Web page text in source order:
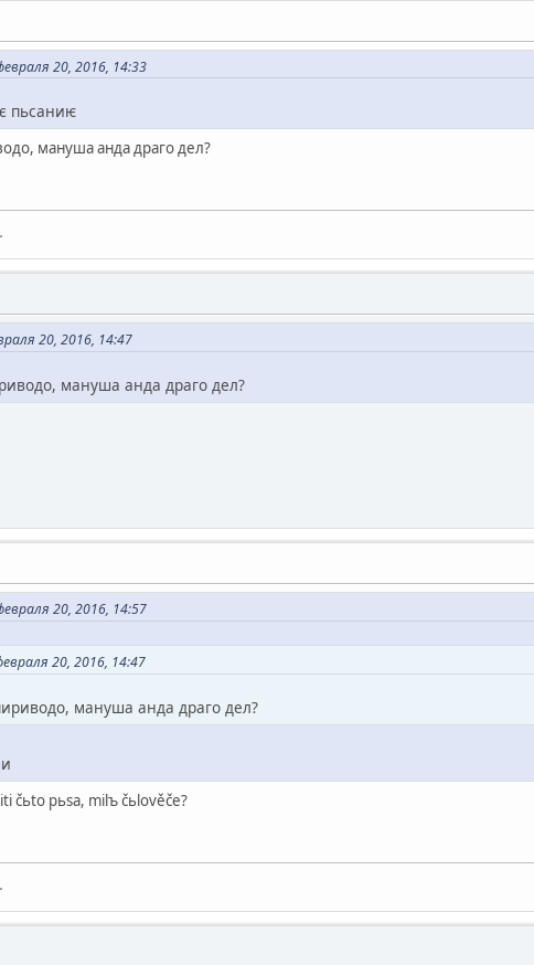
20, 2016, 14:33
пьсаниѥ
мануша анда драго дел?
20, 2016, 14:47
мануша анда драго дел?
20, 2016, 14:57
20, 2016, 14:47
мануша анда драго дел?
čьto pьsa, milъ čьlověče?